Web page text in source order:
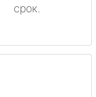
срок.